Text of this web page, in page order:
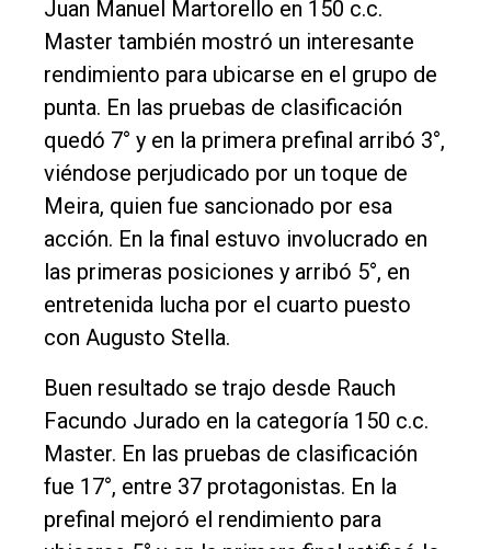
Juan Manuel Martorello en 150 c.c.
Master también mostró un interesante
rendimiento para ubicarse en el grupo de
punta. En las pruebas de clasificación
quedó 7° y en la primera prefinal arribó 3°,
viéndose perjudicado por un toque de
Meira, quien fue sancionado por esa
acción. En la final estuvo involucrado en
las primeras posiciones y arribó 5°, en
entretenida lucha por el cuarto puesto
con Augusto Stella.
Buen resultado se trajo desde Rauch
Facundo Jurado en la categoría 150 c.c.
Master. En las pruebas de clasificación
fue 17°, entre 37 protagonistas. En la
prefinal mejoró el rendimiento para